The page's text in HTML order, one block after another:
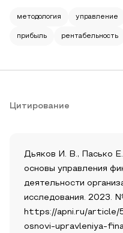
методология управление
прибыль рентабельность
Цитирование
Дьяков И. В., Пасько
основы управления
деятельности
исследования. 2023.
https://apni.ru/article/
osnovi-upravleniya-